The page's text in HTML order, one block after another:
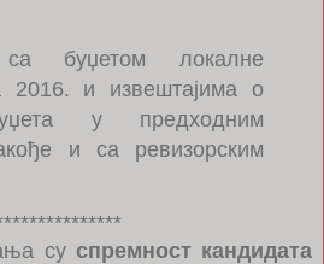
буџетом локалне
2016. и извештајима о
у предходним
и са ревизорским
су спремност кандидата